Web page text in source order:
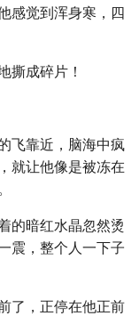
感觉到浑身寒，四
撕成碎片！
飞靠近，脑海中疯
就让他像是被冻在
的暗红水晶忽然烫
震，整个人一下子
了，正停在他正前